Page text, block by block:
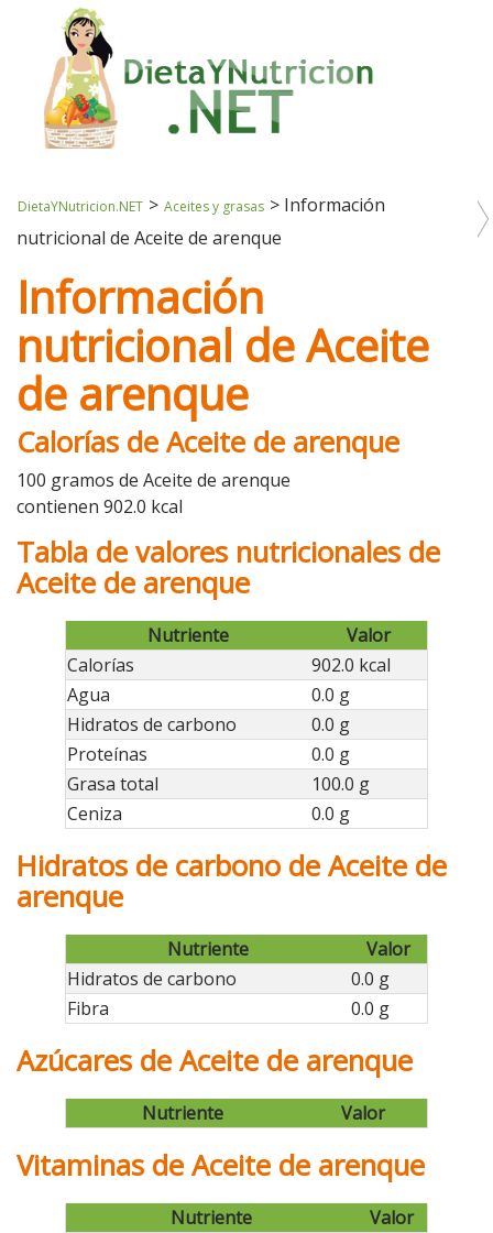
DietaYNutricion.NET > Aceites y grasas > Información
nutricional de Aceite de arenque
Información
nutricional de Aceite
de arenque
Calorías de Aceite de arenque
100 gramos de Aceite de arenque
contienen 902.0 kcal
Tabla de valores nutricionales de
Aceite de arenque
Nutriente
Valor
Calorías
902.0 kcal
Agua
0.0 g
Hidratos de carbono
0.0 g
Proteínas
0.0 g
Grasa total
100.0 g
Ceniza
0.0 g
Hidratos de carbono de Aceite de
arenque
Nutriente
Valor
Hidratos de carbono
0.0 g
Fibra
0.0 g
Azúcares de Aceite de arenque
Nutriente Valor
Vitaminas de Aceite de arenque
Nutriente
Valor